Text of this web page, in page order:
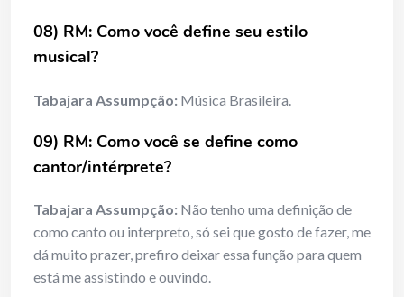
08) RM: Como você define seu estilo
musical?
Tabajara Assumpção: Música Brasileira.
09) RM: Como você se define como
cantor/intérprete?
Tabajara Assumpção: Não tenho uma definição de
como canto ou interpreto, só sei que gosto de fazer, me
dá muito prazer, prefiro deixar essa função para quem
está me assistindo e ouvindo.